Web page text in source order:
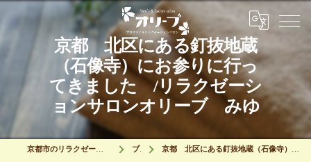
京都 北区にある釘抜地蔵
（石像寺）にお参りに行っ
てきました /リラクゼーシ
ョンサロンオリーブ みゆ
京都市のリラクゼーションはリラクゼーションサロン オリーブ ブログ 京都 北区にある釘抜地蔵（石像寺）にお参りに行ってきました /リラクゼーションサロンオリーブ みゆ